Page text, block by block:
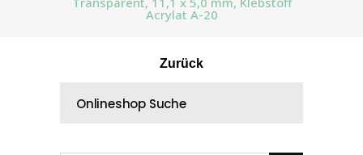
Acrylat A-20
Zurück
Onlineshop Suche